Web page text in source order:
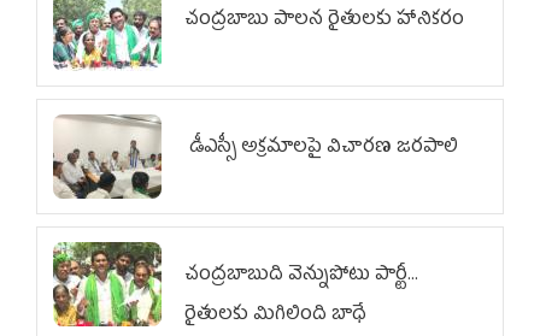
చంద్రబాబు పాలన రైతులకు హానికరం
డీఎస్సీ అక్రమాలపై విచారణ జరపాలి
చంద్రబాబుది వెన్నుపోటు పార్టీ...
రైతులకు మిగిలింది బాధే